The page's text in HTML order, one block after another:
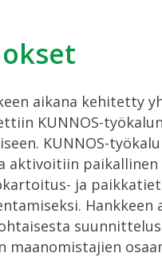
aikana kehitetty
KUNNOS-
KUNNOS-
aktivoitiin
ja
maanomistajien